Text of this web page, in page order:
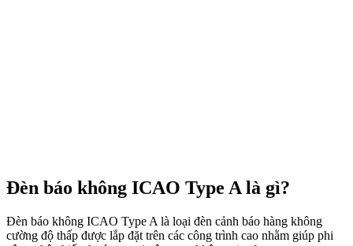
Đèn báo không ICAO Type A là gì?
Đèn báo không ICAO Type A là loại đèn cảnh báo hàng không
cường độ thấp được lắp đặt trên các công trình cao nhằm giúp phi